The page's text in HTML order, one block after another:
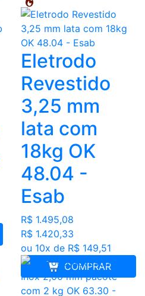
Eletrodo
Revestido
3,25 mm
lata com
18kg OK
48.04 -
Esab
R$ 1.495,08
R$ 1.420,33
ou 10x de R$ 149,51
COMPRAR